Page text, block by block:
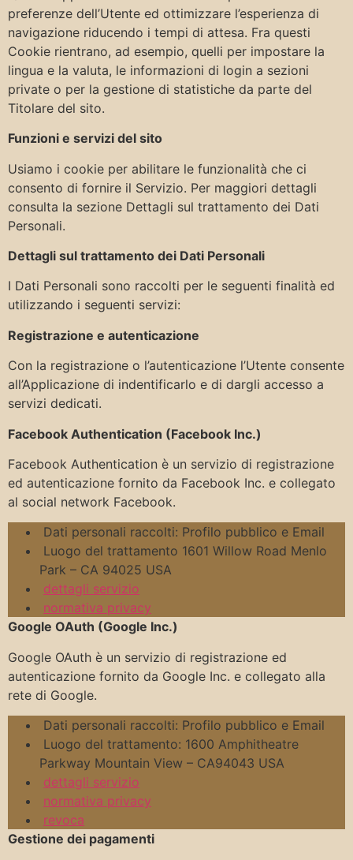
preferenze dell’Utente ed ottimizzare l’esperienza di
navigazione riducendo i tempi di attesa. Fra questi
Cookie rientrano, ad esempio, quelli per impostare la
lingua e la valuta, le informazioni di login a sezioni
private o per la gestione di statistiche da parte del
Titolare del sito.
Funzioni e servizi del sito
Usiamo i cookie per abilitare le funzionalità che ci
consento di fornire il Servizio. Per maggiori dettagli
consulta la sezione Dettagli sul trattamento dei Dati
Personali.
Dettagli sul trattamento dei Dati Personali
I Dati Personali sono raccolti per le seguenti finalità ed
utilizzando i seguenti servizi:
Registrazione e autenticazione
Con la registrazione o l’autenticazione l’Utente consente
all’Applicazione di indentificarlo e di dargli accesso a
servizi dedicati.
Facebook Authentication (Facebook Inc.)
Facebook Authentication è un servizio di registrazione
ed autenticazione fornito da Facebook Inc. e collegato
al social network Facebook.
Dati personali raccolti: Profilo pubblico e Email
Luogo del trattamento 1601 Willow Road Menlo
Park – CA 94025 USA
dettagli servizio
normativa privacy
Google OAuth (Google Inc.)
Google OAuth è un servizio di registrazione ed
autenticazione fornito da Google Inc. e collegato alla
rete di Google.
Dati personali raccolti: Profilo pubblico e Email
Luogo del trattamento: 1600 Amphitheatre
Parkway Mountain View – CA94043 USA
dettagli servizio
normativa privacy
revoca
Gestione dei pagamenti